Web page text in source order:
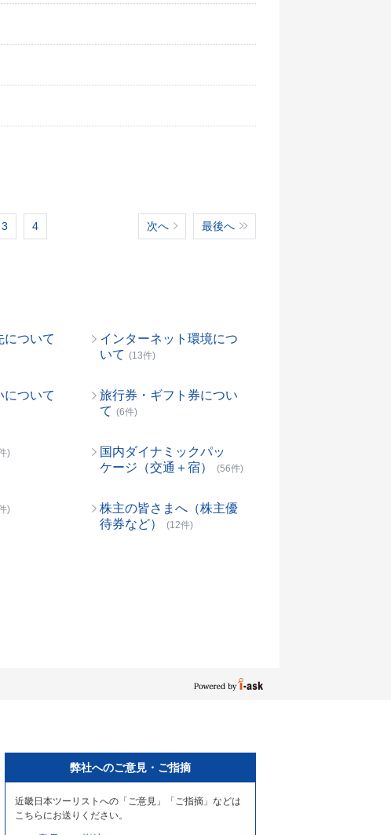
3 4 次へ 最後へ
について
インターネット環境につ
いて (13件)
について
旅行券・ギフト券につい
て (6件)
)
国内ダイナミックパッ
ケージ（交通＋宿）
(56件)
)
株主の皆さまへ（株主優
待券など）
(12件)
弊社へのご意見・ご指摘
近畿日本ツーリストへの「ご意見」「ご指摘」などは
こちらにお送りください。